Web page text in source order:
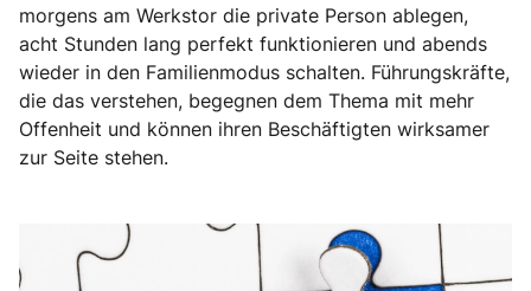
morgens am Werkstor die private Person ablegen,
acht Stunden lang perfekt funktionieren und abends
wieder in den Familienmodus schalten. Führungskräfte,
die das verstehen, begegnen dem Thema mit mehr
Offenheit und können ihren Beschäftigten wirksamer
zur Seite stehen.